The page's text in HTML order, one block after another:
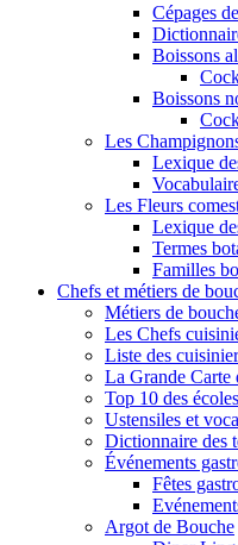
Cépages
Boissons
Boissons
Les
Lexique
Les Fleurs
Lexique
Termes
Familles
Chefs et métiers de
Métiers de
Les Chefs
Liste des
La Grande Carte
Top 10 des
Ustensiles et
Dictionnaire des
Événements
Fêtes
Argot de Bouche